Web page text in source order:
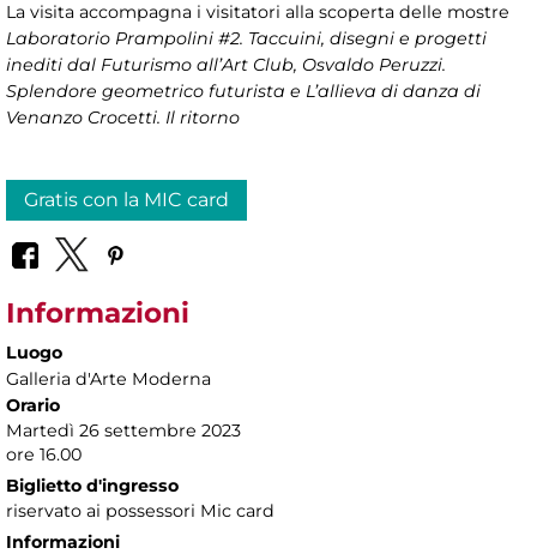
La visita accompagna i visitatori alla scoperta delle mostre
Laboratorio Prampolini #2. Taccuini, disegni e progetti
inediti dal Futurismo all’Art Club, Osvaldo Peruzzi.
Splendore geometrico futurista e L’allieva di danza di
Venanzo Crocetti. Il ritorno
Gratis con la MIC card
Informazioni
Luogo
Galleria d'Arte Moderna
Orario
Martedì 26 settembre 2023
ore 16.00
Biglietto d'ingresso
riservato ai possessori Mic card
Informazioni